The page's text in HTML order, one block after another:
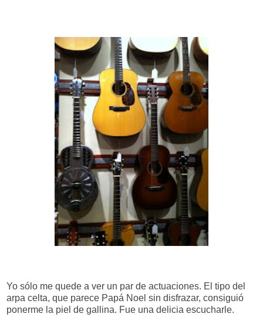
Yo sólo me quede a ver un par de actuaciones. El tipo del
arpa celta, que parece Papá Noel sin disfrazar, consiguió
ponerme la piel de gallina. Fue una delicia escucharle.